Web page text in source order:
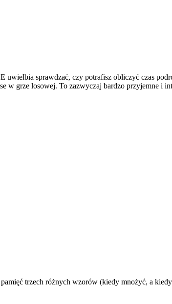
uwielbia sprawdzać, czy potrafisz obliczyć czas
w grze losowej. To zazwyczaj bardzo przyjemne i
trzech różnych wzorów (kiedy mnożyć, a